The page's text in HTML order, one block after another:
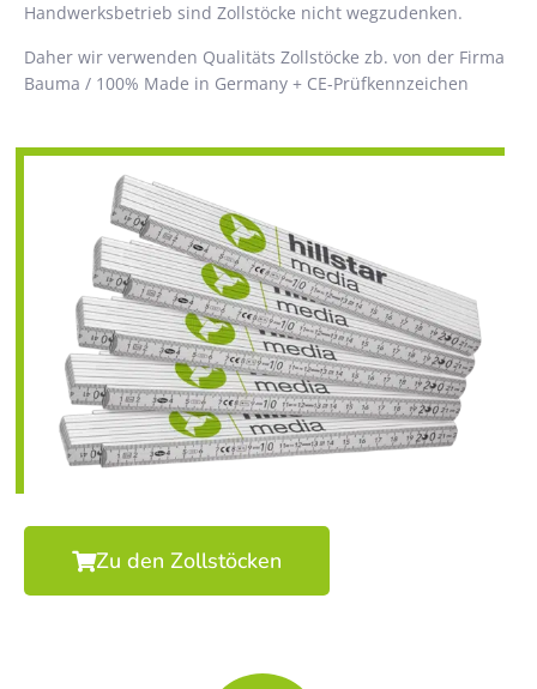
Handwerksbetrieb sind Zollstöcke nicht wegzudenken.
Daher wir verwenden Qualitäts Zollstöcke zb. von der Firma
Bauma / 100% Made in Germany + CE-Prüfkennzeichen
Zu den Zollstöcken